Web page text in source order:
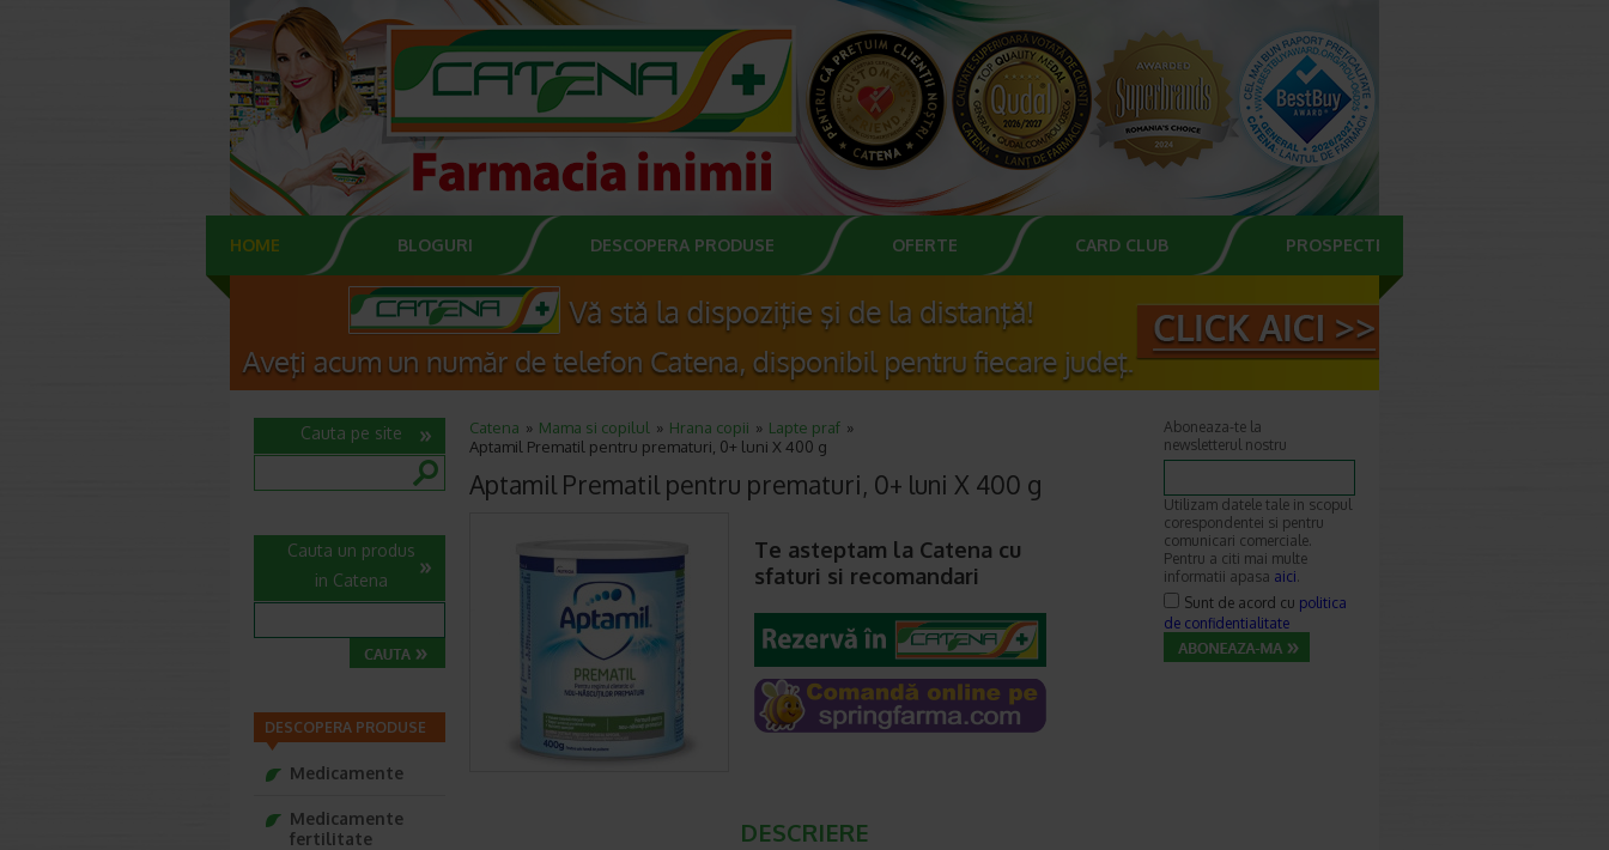
HOME BLOGURI DESCOPERA PRODUSE OFERTE CARD CLUB PROSPECTE
Catena Mama si copilul Hrana copii
Lapte praf
Aptamil Prematil pentru prematuri, 0+ luni X 400 g
Aptamil Prematil pentru prematuri, 0+ luni X 400 g
Te asteptam la Catena cu
sfaturi si recomandari
DESCRIERE
Cauta pe site
Cauta un produs
in Catena
DESCOPERA PRODUSE
Medicamente
Medicamente
fertilitate
Aboneaza-te la
newsletterul nostru
Utilizam datele tale in scopul
corespondentei si pentru
comunicari comerciale.
Pentru a citi mai multe
informatii apasa aici.
Sunt de acord cu politica
de confidentialitate